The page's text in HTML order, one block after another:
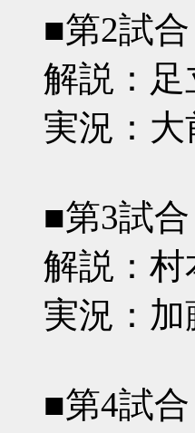
■第2試
解説：
実況：大
■第3試
解説：
実況：加
■第4試